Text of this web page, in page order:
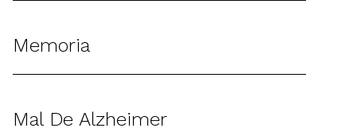
Memoria
Mal De Alzheimer